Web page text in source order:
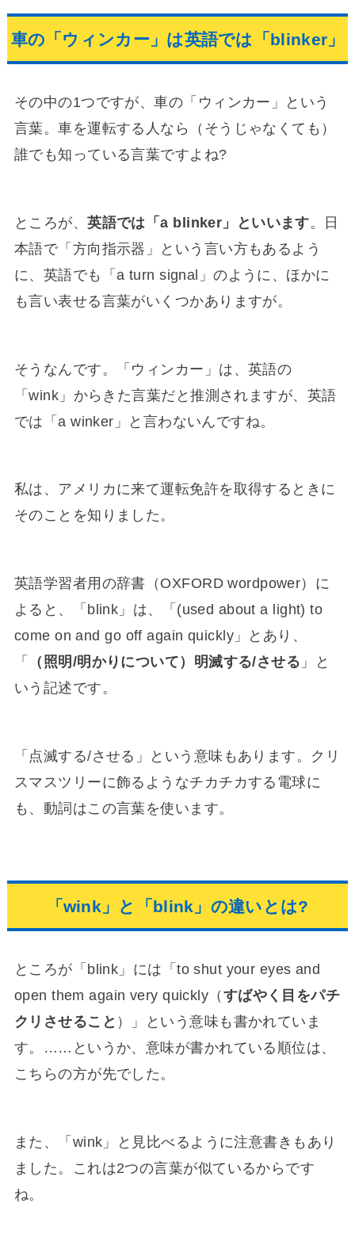
車の「ウィンカー」は英語では「blinker」
その中の1つですが、車の「ウィンカー」という
言葉。車を運転する人なら（そうじゃなくても）
誰でも知っている言葉ですよね?
ところが、英語では「a blinker」といいます。日
本語で「方向指示器」という言い方もあるよう
に、英語でも「a turn signal」のように、ほかに
も言い表せる言葉がいくつかありますが。
そうなんです。「ウィンカー」は、英語の
「wink」からきた言葉だと推測されますが、英語
では「a winker」と言わないんですね。
私は、アメリカに来て運転免許を取得するときに
そのことを知りました。
英語学習者用の辞書（OXFORD wordpower）に
よると、「blink」は、「(used about a light) to
come on and go off again quickly」とあり、
「
（照明/明かりについて）明滅する/させる 」と
いう記述です。
「点滅する/させる」という意味もあります。クリ
スマスツリーに飾るようなチカチカする電球に
も、動詞はこの言葉を使います。
「wink」と「blink」の違いとは?
ところが「blink」には「to shut your eyes and
open them again very quickly（ すばやく目をパチ
クリさせること ）」という意味も書かれていま
す。……というか、意味が書かれている順位は、
こちらの方が先でした。
また、「wink」と見比べるように注意書きもあり
ました。これは2つの言葉が似ているからです
ね。